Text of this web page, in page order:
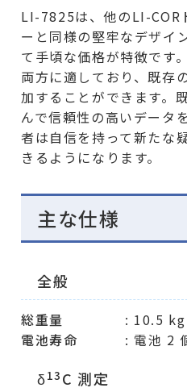
LI-7825は、他のLI-COR
ーと同様の堅牢なデザイ
て手頃な価格が特徴です
両方に適しており、既存
加することができます。
んで信頼性の高いデータ
者は自信を持って新たな
きるようになります。
主な仕様
全般
総重量 : 10.5 kg（
電池寿命 : 電池 2 個
δ13 C 測定